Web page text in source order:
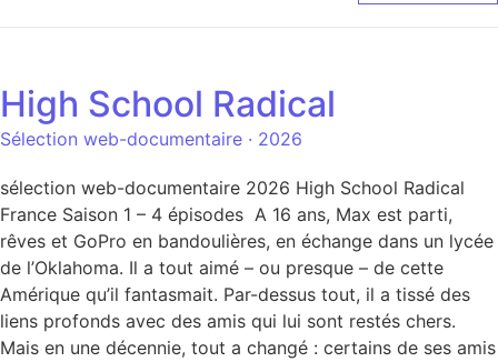
High School Radical
Sélection web-documentaire · 2026
sélection web-documentaire 2026 High School Radical
France Saison 1 – 4 épisodes A 16 ans, Max est parti,
rêves et GoPro en bandoulières, en échange dans un lycée
de l’Oklahoma. Il a tout aimé – ou presque – de cette
Amérique qu’il fantasmait. Par-dessus tout, il a tissé des
liens profonds avec des amis qui lui sont restés chers.
Mais en une décennie, tout a changé : certains de ses amis